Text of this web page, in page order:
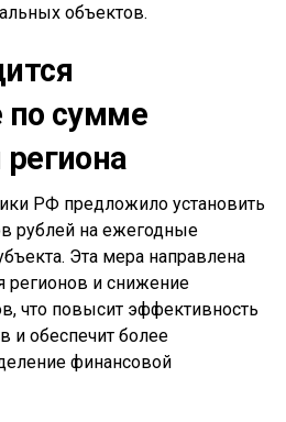
объектов.
по сумме
РФ предложило установить
рублей на ежегодные
Эта мера направлена
регионов и снижение
что повысит эффективность
и обеспечит более
финансовой